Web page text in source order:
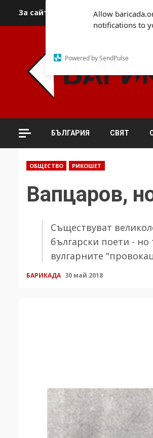
Allow
notifications to
Powered by SendPulse
За сайта За контакти
БЪЛГАРИЯ СВЯТ
ОБЩЕСТВО РИКОШЕТ
Вапцаров,
Съществуват
български поети -
вулгарните
БАРИКАДА 30 май 2018